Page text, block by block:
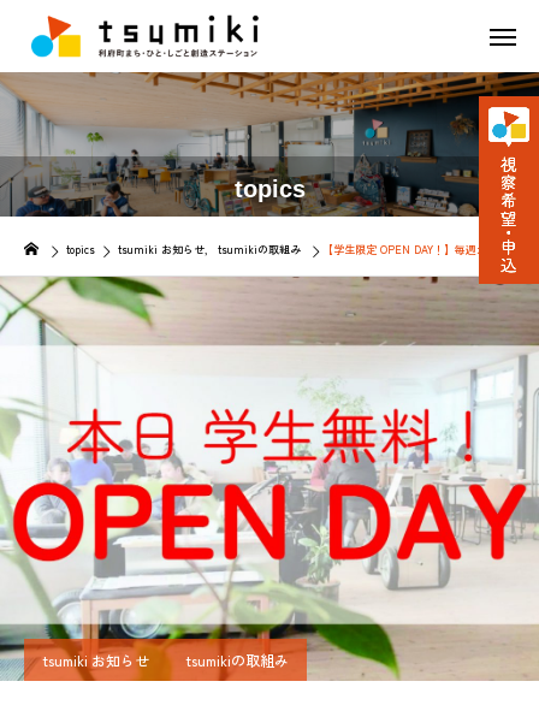
topics
topics tsumiki お知らせ tsumikiの取組み 【学生限定 OPEN DAY！】毎週水・金曜
tsumiki お知らせ tsumikiの取組み